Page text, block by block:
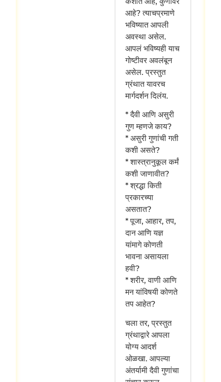
आहे? त्याचप्रमाणे
भविष्यात आपली
अवस्था असेल.
आपलं भविष्यही याच
गोष्टीवर अवलंबून
असेल. प्रस्तुत
ग्रंथात यावरच
मार्गदर्शन दिलंय.
* दैवी आणि असुरी
गुण म्हणजे काय?
* असुरी गुणांची गती
कशी असते?
* शास्त्रानुकूल कर्मं
कशी जाणावीत?
* श्रद्धा किती
प्रकारच्या
असतात?
* पूजा, आहार, तप,
दान आणि यज्ञ
यांमागे कोणती
भावना असायला
हवी?
* शरीर, वाणी आणि
मन यांविषयी कोणते
तप आहेत?
चला तर, प्रस्तुत
ग्रंथाद्वारे आपला
योग्य आदर्श
ओळखा. आपल्या
अंतर्यामी दैवी गुणांचा